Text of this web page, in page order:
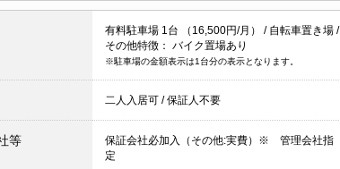
有料駐車場 1台 （16,500円/月） / 自転車置き場 /
その他特徴： バイク置場あり
※駐車場の金額表示は1台分の表示となります。
二人入居可 /保証人不要
等
保証会社必加入（その他:実費）※ 管理会社指
定